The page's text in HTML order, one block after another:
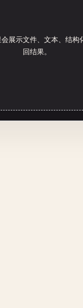
展示文件、文本、结构
回结果。